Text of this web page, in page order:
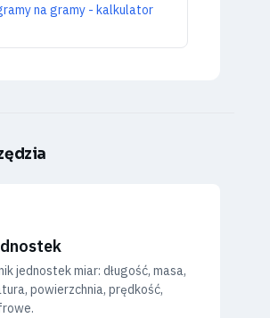
na gramy - kalkulator
jednostek miar: długość, masa,
powierzchnia, prędkość,